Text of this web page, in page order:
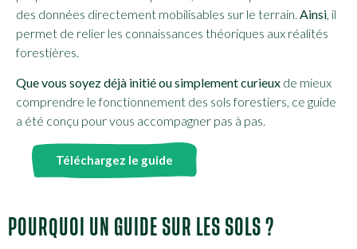
des données directement mobilisables sur le terrain. Ainsi, il
permet de relier les connaissances théoriques aux réalités
forestières.
Que vous soyez déjà initié ou simplement curieux de mieux
comprendre le fonctionnement des sols forestiers, ce guide
a été conçu pour vous accompagner pas à pas.
Téléchargez le guide
POURQUOI UN GUIDE SUR LES SOLS ?